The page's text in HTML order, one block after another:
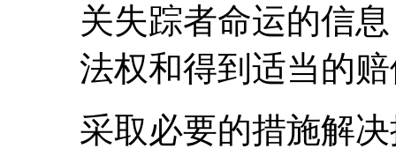
关失踪者命运的信
法权和得到适当的
采取必要的措施解